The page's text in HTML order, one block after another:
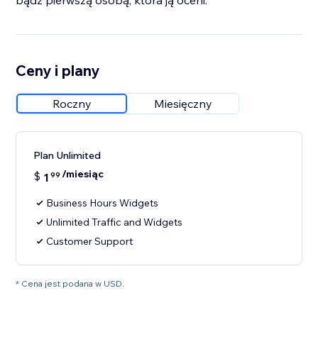
Ceny i plany
Roczny Miesięczny
Plan Unlimited
$ 1 99 /miesiąc
Business Hours Widgets
Unlimited Traffic and Widgets
Customer Support
* Cena jest podana w USD.